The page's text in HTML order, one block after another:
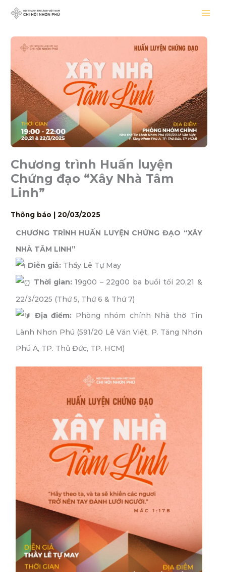
dung
Chương trình Huấn luyện
Chứng đạo “Xây Nhà Tâm
Linh”
Thông báo |20/03/2025
CHƯƠNG TRÌNH HUẤN LUYỆN CHỨNG ĐẠO “XÂY
NHÀ TÂM LINH”
Diễn giả: Thầy Lê Tự May
Thời gian: 19g00 – 22g00 ba buổi tối 20,21 &
22/3/2025 (Thứ 5, Thứ 6 & Thứ 7)
Địa điểm: Phòng nhóm chính Nhà thờ Tin
Lành Nhơn Phú (591/20 Lê Văn Việt, P. Tăng Nhơn
Phú A, TP. Thủ Đức, TP. HCM)